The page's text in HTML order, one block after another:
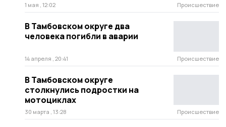
1 мая , 12:02 Происшествие
В Тамбовском округе два
человека погибли в аварии
14 апреля , 20:41 Происшествие
В Тамбовском округе
столкнулись подростки на
мотоциклах
30 марта , 13:28 Происшествие